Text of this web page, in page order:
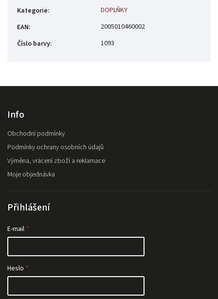
Kategorie:
DOPLŇKY
EAN:
2005010460002
Číslo barvy: 1093
Info
Obchodní podmínky
Podmínky ochrany osobních údajů
Výměna, vrácení zboží a reklamace
Moje objednávka
Přihlášení
E-mail
Heslo